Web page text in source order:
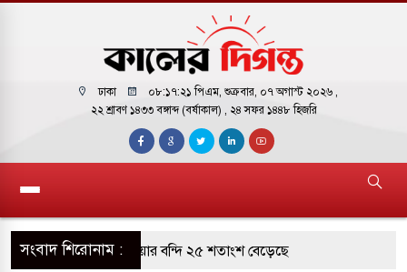
ঢাকা ০৮:১৭:২১ পিএম, শুক্রবার, ০৭ অগাস্ট ২০২৬ ,
২২ শ্রাবণ ১৪৩৩ বঙ্গাব্দ (বর্ষাকাল) , ২৪ সফর ১৪৪৮ হিজরি
সংবাদ শিরোনাম :
দক্ষিণ কোরিয়ার বন্দি ২৫ শতাংশ বেড়েছে